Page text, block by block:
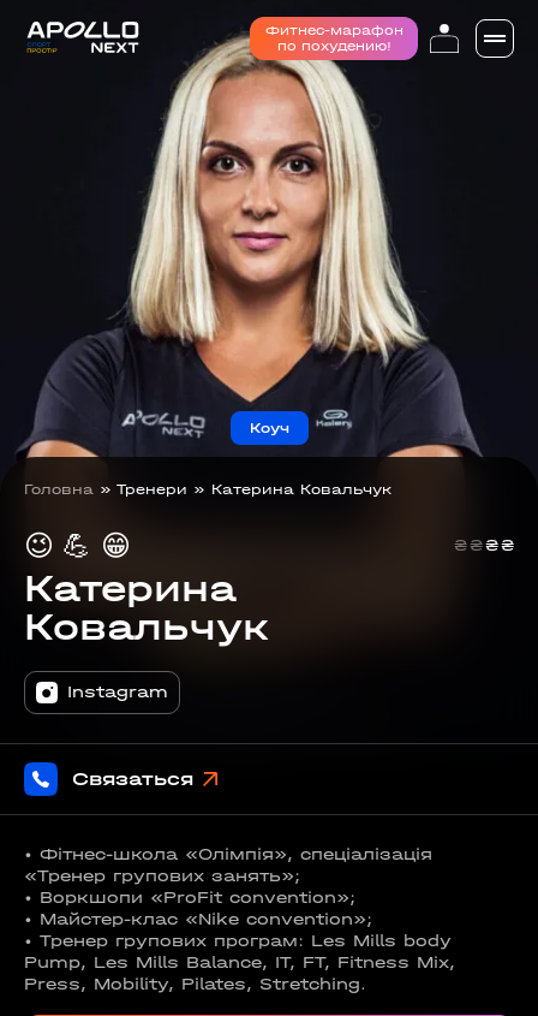
Фитнес-марафон
по похудению!
Коуч
Головна » Тренери » Катерина Ковальчук
😉 💪 😁 ₴
₴
₴
₴
Катерина
Ковальчук
Instagram
Связаться
• Фітнес-школа «Олімпія», спеціалізація
«Тренер групових занять»;
• Воркшопи «ProFit convention»;
• Майстер-клас «Nike convention»;
• Тренер групових програм: Les Mills body
Pump, Les Mills Balance, IT, FT, Fitness Mix,
Press, Mobility, Pilates, Stretching.